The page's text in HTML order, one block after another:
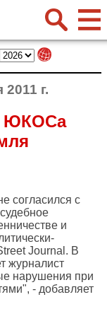
г.
ЮКОСа
согласился с
и
Journal . В
журналист
нарушения при
- добавляет